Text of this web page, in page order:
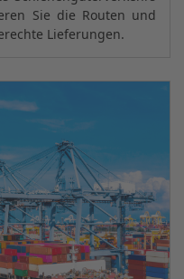
Sie die Routen und
Lieferungen.